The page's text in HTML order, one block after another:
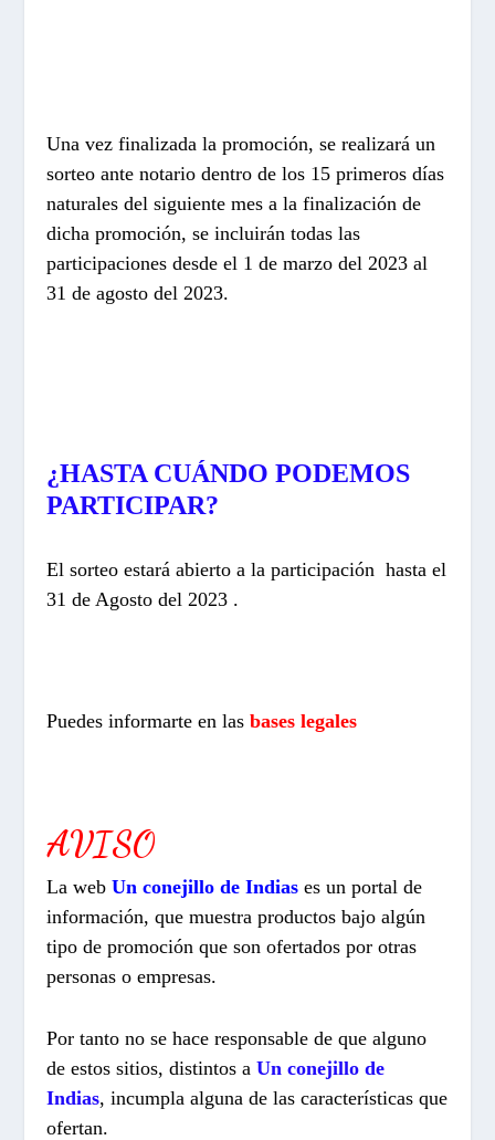
Una vez finalizada la promoción, se realizará un
sorteo ante notario dentro de los 15 primeros días
naturales del siguiente mes a la finalización de
dicha promoción, se incluirán todas las
participaciones desde el 1 de marzo del 2023 al
31 de agosto del 2023.
¿HASTA CUÁNDO PODEMOS
PARTICIPAR?
El sorteo estará abierto a la participación hasta el
31 de Agosto del 2023 .
Puedes informarte en lasbases legales
AVISO
La webUn conejillo de Indias es un portal de
información, que muestra productos bajo algún
tipo de promoción que son ofertados por otras
personas o empresas.
Por tanto no se hace responsable de que alguno
de estos sitios, distintos aUn conejillo de
Indias, incumpla alguna de las características que
ofertan.